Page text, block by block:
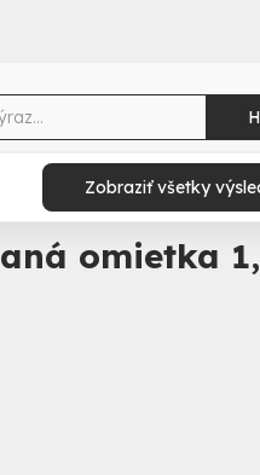
Zobraziť všetky
škrabané omietky
omietka